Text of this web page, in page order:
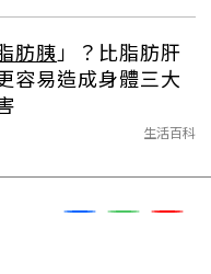
肪胰 」？比脂肪肝
容易造成身體三大
生活百科